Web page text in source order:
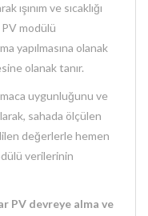
ve sıcaklığı
modülü
yapılmasına olanak
olanak tanır.
uygunluğunu ve
sahada ölçülen
değerlerle hemen
verilerinin
PV devreye alma ve